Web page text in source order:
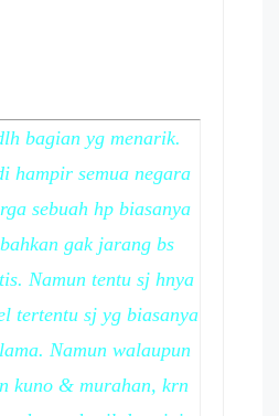
bagian yg menarik.
hampir semua negara
sebuah hp biasanya
gak jarang bs
Namun tentu sj hnya
tertentu sj yg biasanya
Namun walaupun
kuno & murahan, krn